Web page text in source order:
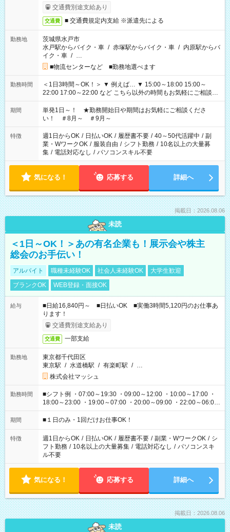
交通費別途支給あり
交通費 ■ 交通費規定内支給 ※派遣先による
勤務地
茨城県水戸市
水戸駅からバイク・車 / 赤塚駅からバイク・車 / 内原駅からバ
イク・車 / …
■物流センターなど ■勤務地選べます
勤務時間
＜1日3時間～OK！＞ ▼ 例えば… ▼ 15:00～18:00 15:00～
22:00 17:00～22:00 など こちら以外の時間もお気軽にご相談く
ださい！
期間
単発1日～！ ★勤務開始日や期間はお気軽にご相談くださ
い！ ＃8月～ ＃9月～
特徴 週1日からOK / 日払いOK / 履歴書不要 / 40～50代活躍中 / 副
業・WワークOK / 服装自由 / シフト勤務 / 10名以上の大量募
集 / 電話対応なし / パソコンスキル不要
気になる！ 応募する 詳細へ
掲載日：2026.08.06
未読
＜1日～OK！＞あの有名企業も！展示会や株主
総会のお手伝い！
アルバイト 職種未経験OK 社会人未経験OK
大学生歓迎
ブランクOK
WEB登録・面接OK
給与
■日給16,840円～ ■日払いOK ■実働3時間5,120円のお仕事あ
ります！
交通費別途支給あり
交通費 一部支給
勤務地
東京都千代田区
東京駅 / 水道橋駅 / 有楽町駅 / …
株式会社マッシュ
勤務時間
■シフト例 ・07:00～19:30 ・09:00～12:00 ・10:00～17:00 ・
18:00～23:00 ・19:00～07:00 ・20:00～09:00 ・22:00～06:00
etc ★最短で3時間で5,120円のお仕事から 15時間で2万円近く稼
げるお仕事も！ ご希望のお時間に合わせてご紹介！ ※シフトは
ください！
期間 ■１日のみ・1回だけお仕事OK！
特徴 週1日からOK / 日払いOK / 履歴書不要 / 副業・WワークOK / シ
フト勤務 / 10名以上の大量募集 / 電話対応なし / パソコンスキ
ル不要
気になる！ 応募する 詳細へ
掲載日：2026.08.06
未読